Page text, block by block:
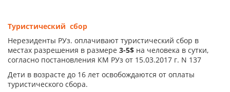
Туристический сбор
Нерезиденты РУз. оплачивают туристический сбор в
местах разрешения в размере 3-5$ на человека в сутки,
согласно постановления КМ РУз от 15.03.2017 г. N 137
Дети в возрасте до 16 лет освобождаются от оплаты
туристического сбора.